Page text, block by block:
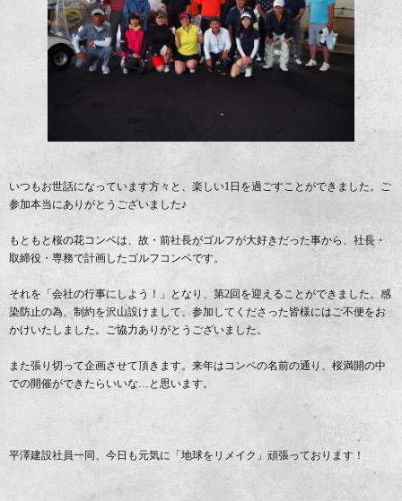
いつもお世話になっています方々と、楽しい1日を過ごすことができました。ご
参加本当にありがとうございました♪
もともと桜の花コンペは、故・前社長がゴルフが大好きだった事から、社長・
取締役・専務で計画したゴルフコンペです。
それを「会社の行事にしよう！」となり、第2回を迎えることができました。感
染防止の為、制約を沢山設けまして、参加してくださった皆様にはご不便をお
かけいたしました。ご協力ありがとうございました。
また張り切って企画させて頂きます。来年はコンペの名前の通り、桜満開の中
での開催ができたらいいな…と思います。
平澤建設社員一同、今日も元気に「地球をリメイク」頑張っております！